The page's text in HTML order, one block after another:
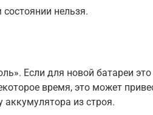
нельзя.
Если для новой батареи это
время, это может
аккумулятора из строя.